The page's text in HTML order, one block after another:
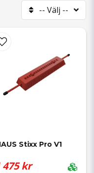
-- Välj --
Stixx Pro V1
475 kr